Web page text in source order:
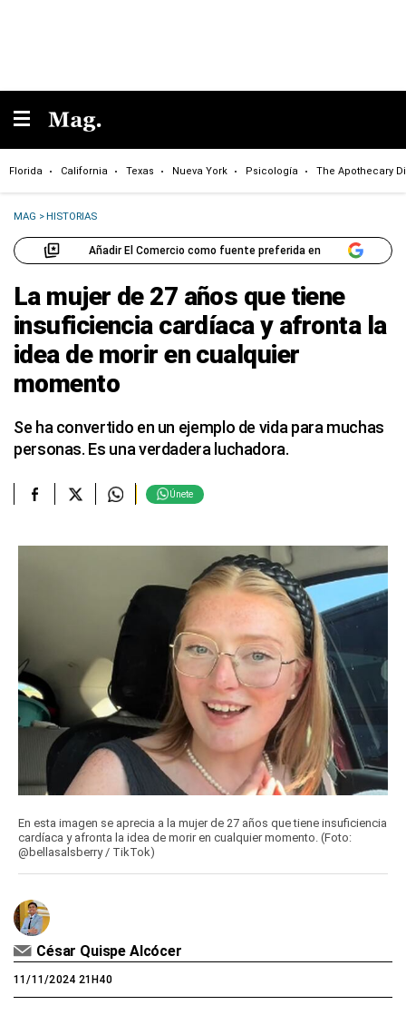
Florida California Texas Nueva York Psicología The Apothecary
MAG >HISTORIAS
Añadir El Comercio como fuente preferida en
La mujer de 27 años que tiene
insuficiencia cardíaca y afronta la
idea de morir en cualquier
momento
Se ha convertido en un ejemplo de vida para muchas
personas. Es una verdadera luchadora.
Únete
En esta imagen se aprecia a la mujer de 27 años que tiene insuficiencia
cardíaca y afronta la idea de morir en cualquier momento. (Foto:
@bellasalsberry / TikTok)
César Quispe Alcócer
11/11/2024 21H40